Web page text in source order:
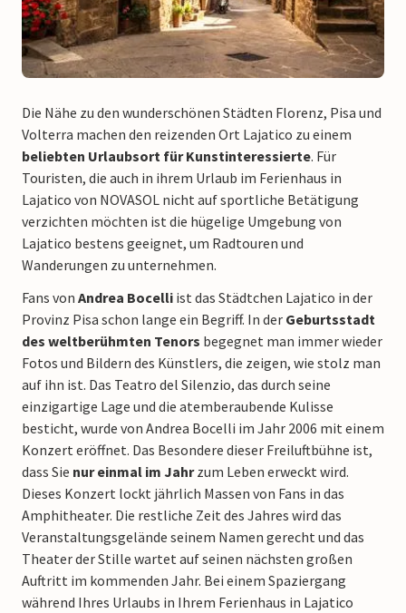
Die Nähe zu den wunderschönen Städten Florenz, Pisa und
Volterra machen den reizenden Ort Lajatico zu einem
beliebten Urlaubsort für Kunstinteressierte. Für
Touristen, die auch in ihrem Urlaub im Ferienhaus in
Lajatico von NOVASOL nicht auf sportliche Betätigung
verzichten möchten ist die hügelige Umgebung von
Lajatico bestens geeignet, um Radtouren und
Wanderungen zu unternehmen.
Fans von Andrea Bocelli ist das Städtchen Lajatico in der
Provinz Pisa schon lange ein Begriff. In der Geburtsstadt
des weltberühmten Tenors begegnet man immer wieder
Fotos und Bildern des Künstlers, die zeigen, wie stolz man
auf ihn ist. Das Teatro del Silenzio, das durch seine
einzigartige Lage und die atemberaubende Kulisse
besticht, wurde von Andrea Bocelli im Jahr 2006 mit einem
Konzert eröffnet. Das Besondere dieser Freiluftbühne ist,
dass Sie nur einmal im Jahrzum Leben erweckt wird.
Dieses Konzert lockt jährlich Massen von Fans in das
Amphitheater. Die restliche Zeit des Jahres wird das
Veranstaltungsgelände seinem Namen gerecht und das
Theater der Stille wartet auf seinen nächsten großen
Auftritt im kommenden Jahr. Bei einem Spaziergang
während Ihres Urlaubs in Ihrem Ferienhaus in Lajatico